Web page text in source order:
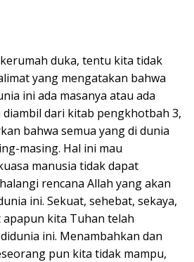
duka, tentu kita tidak
yang mengatakan bahwa
ini ada masanya atau ada
dari kitab pengkhotbah 3,
bahwa semua yang di dunia
masing. Hal ini mau
manusia tidak dapat
rencana Allah yang akan
ini. Sekuat, sehebat, sekaya,
kita Tuhan telah
ini. Menambahkan dan
pun kita tidak mampu,